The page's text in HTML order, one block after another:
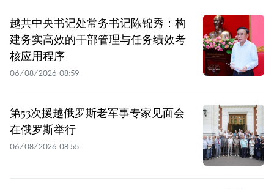
越共中央书记处常务书记陈锦秀：构
建务实高效的干部管理与任务绩效考
核应用程序
06/08/2026 08:59
第53次援越俄罗斯老军事专家见面会
在俄罗斯举行
06/08/2026 08:55